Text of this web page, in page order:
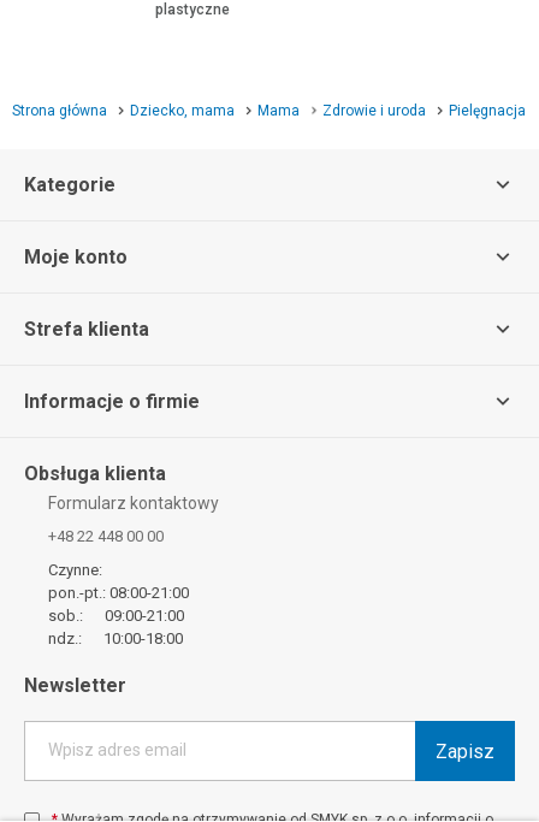
plastyczne
Strona główna Dziecko, mama Mama Zdrowie i uroda Pielęgnacja
Kategorie
Moje konto
Strefa klienta
Informacje o firmie
Obsługa klienta
Formularz kontaktowy
+48 22 448 00 00
Czynne:
pon.-pt.: 08:00-21:00
sob.: 09:00-21:00
ndz.: 10:00-18:00
Newsletter
Wpisz adres email Zapisz